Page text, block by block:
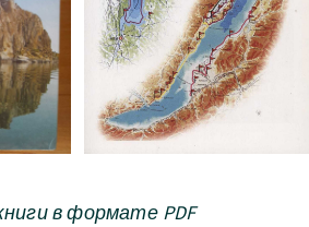
в формате PDF